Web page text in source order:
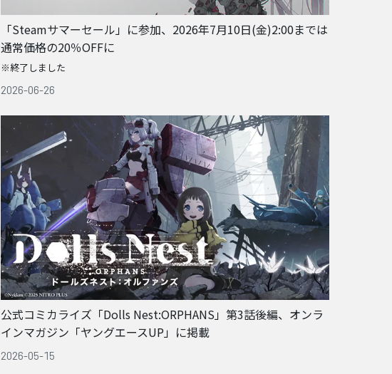
「Steamサマーセール」に参加、2026年7月10日(金)2:00までは
通常価格の20％OFFに
※終了しました
2026-06-26
公式コミカライズ「Dolls Nest:ORPHANS」第3話後編、オンラ
インマガジン「ヤングエースUP」に掲載
2026-05-15